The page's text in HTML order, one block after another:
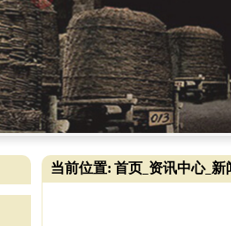
当前位置: 首页 资讯中心_ 新